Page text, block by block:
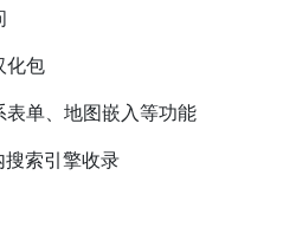
化包
单、地图嵌入等功能
搜索引擎收录